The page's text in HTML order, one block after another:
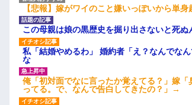
【悲報】嫁がワイのこと嫌いっぽいから単
この母親は娘の黒歴史を掘り出さないと死
私「結婚やめるわ」 婚約者「え？なんでな
な
俺「初対面でなに言ったか覚えてる？」嫁
ってる。で、なんで告白してきたの？」→